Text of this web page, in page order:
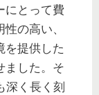
にとって費
の高い、
を提供した
ました。そ
深く長く刻